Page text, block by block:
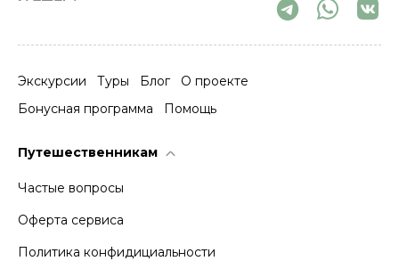
Экскурсии Туры Блог
О проекте
Бонусная программа
Помощь
Путешественникам
Частые вопросы
Оферта сервиса
Политика конфидициальности